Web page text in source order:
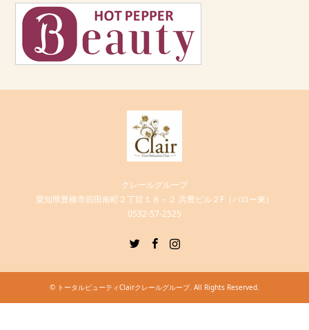
クレールグループ
愛知県豊橋市前田南町２丁目１８－２ 共豊ビル２F（バロー東）
0532-57-2525
© トータルビューティClairクレールグループ. All Rights Reserved.